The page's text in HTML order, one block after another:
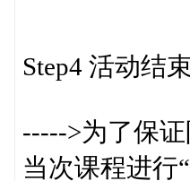
Step4 活动结
----->为了保
当次课程进行